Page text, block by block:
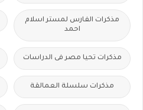
مذكرات الفارس لمستر اسلام
احمد
مذكرات تحيا مصر فى الدراسات
مذكرات سلسلة العمالقة